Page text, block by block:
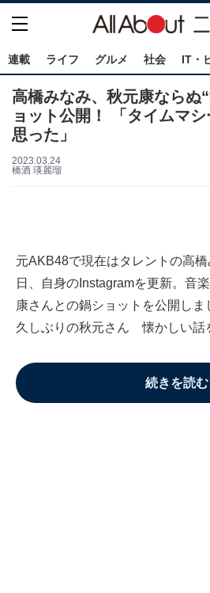
連載 ライフ グルメ 社会 IT・
高橋みなみ、秋元康ならぬ
ョット公開！ 「タイムマ
思った」
2023.03.24
橋酒 瑛麗瑠
元AKB48で現在はタレントの高
日、自身のInstagramを更新。音
康さんとの鍋ショットを公開し
久しぶりの秋元さん 懐かしい話
続きを読む